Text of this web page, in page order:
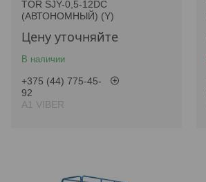
TOR SJY-0,5-12DC
(АВТОНОМНЫЙ) (Y)
Цену уточняйте
В наличии
+375 (44) 775-45-
92
А1 VIBER